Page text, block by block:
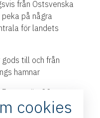
från Östsvenska
på några
för landets
till och från
hamnar
22 – en
näringsliv
cookies